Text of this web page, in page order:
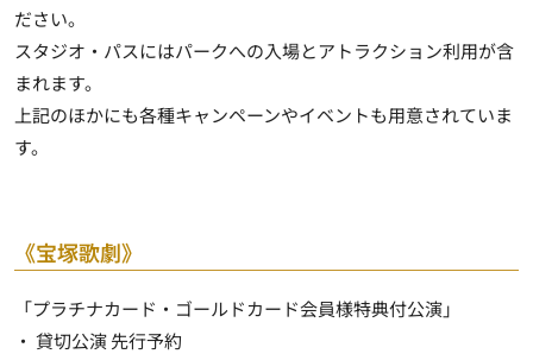
ださい。
スタジオ・パスにはパークへの入場とアトラクション利用が含
まれます。
上記のほかにも各種キャンペーンやイベントも用意されていま
す。
《宝塚歌劇》
「プラチナカード・ゴールドカード会員様特典付公演」
・ 貸切公演先行予約